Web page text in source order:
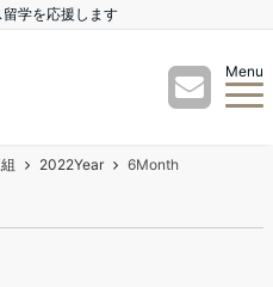
学を応援します
Menu
2022Year 6Month